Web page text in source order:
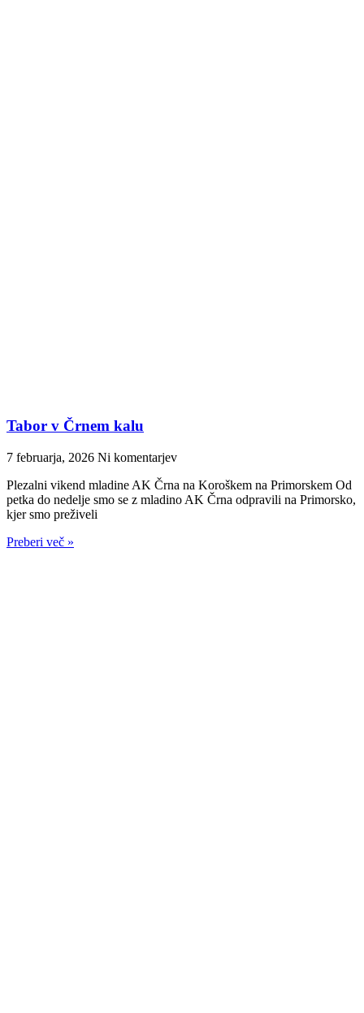
Tabor v Črnem kalu
7 februarja, 2026 Ni komentarjev
Plezalni vikend mladine AK Črna na Koroškem na Primorskem Od
petka do nedelje smo se z mladino AK Črna odpravili na Primorsko,
kjer smo preživeli
Preberi več »